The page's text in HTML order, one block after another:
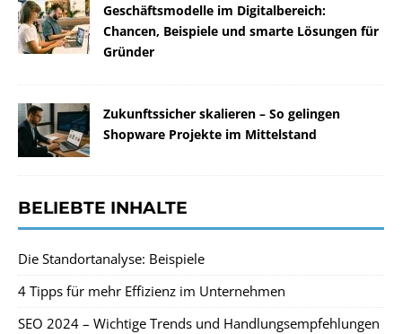
Geschäftsmodelle im Digitalbereich:
Chancen, Beispiele und smarte Lösungen für
Gründer
Zukunftssicher skalieren – So gelingen
Shopware Projekte im Mittelstand
BELIEBTE INHALTE
Die Standortanalyse: Beispiele
4 Tipps für mehr Effizienz im Unternehmen
SEO 2024 – Wichtige Trends und Handlungsempfehlungen